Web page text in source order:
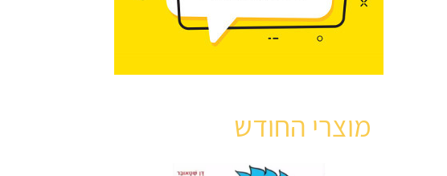
מוצרי החודש